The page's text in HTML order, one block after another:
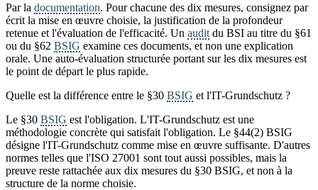
Par la documentation. Pour chacune des dix mesures, consignez par
écrit la mise en œuvre choisie, la justification de la profondeur
retenue et l'évaluation de l'efficacité. Un audit du BSI au titre du §61
ou du §62 BSIG examine ces documents, et non une explication
orale. Une auto-évaluation structurée portant sur les dix mesures est
le point de départ le plus rapide.
Quelle est la différence entre le §30 BSIG et l'IT-Grundschutz ?
Le §30 BSIG est l'obligation. L'IT-Grundschutz est une
méthodologie concrète qui satisfait l'obligation. Le §44(2) BSIG
désigne l'IT-Grundschutz comme mise en œuvre suffisante. D'autres
normes telles que l'ISO 27001 sont tout aussi possibles, mais la
preuve reste rattachée aux dix mesures du §30 BSIG, et non à la
structure de la norme choisie.